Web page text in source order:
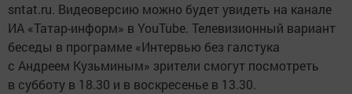
sntat.ru. Видеоверсию можно будет увидеть на канале
ИА «Татар-информ» в YouTube. Телевизионный вариант
беседы в программе «Интервью без галстука
с Андреем Кузьминым» зрители смогут посмотреть
в субботу в 18.30 и в воскресенье в 13.30.